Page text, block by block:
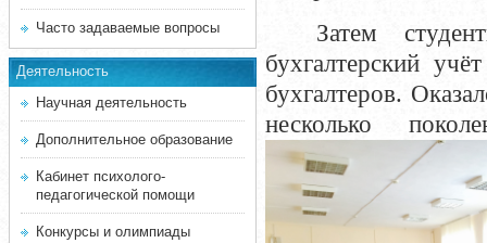
Часто задаваемые вопросы
Деятельность
Научная деятельность
Дополнительное образование
Кабинет психолого-
педагогической помощи
Конкурсы и олимпиады
Затем
бухгалтерский
бухгалтеров.
несколько